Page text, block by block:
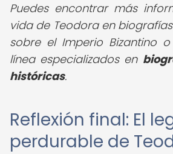
Puedes encontrar más
vida de Teodora en
sobre el Imperio Bizantino
línea especializados en
históricas.
Reflexión final: El
perdurable de